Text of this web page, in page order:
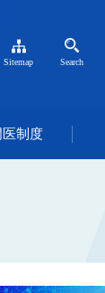
Sitemap Search
医制度